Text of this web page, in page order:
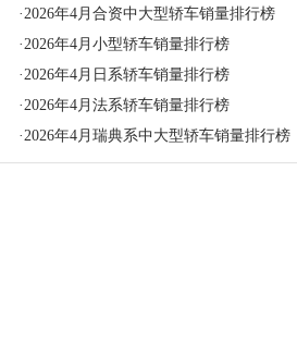
·2026年4月合资中大型轿车销量排行榜
·2026年4月小型轿车销量排行榜
·2026年4月日系轿车销量排行榜
·2026年4月法系轿车销量排行榜
·2026年4月瑞典系中大型轿车销量排行榜